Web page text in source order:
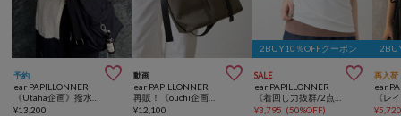
予約 
ear PAPILLONNER
¥13,200
動画 
ear PAPILLONNER
¥12,100
2BUY10％OFFクーポン
SALE 
ear PAPILLONNER
¥3,795 (50%OFF)
再入荷
ear
¥